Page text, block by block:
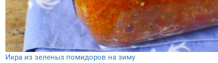
Икра из зеленых помидоров на зиму